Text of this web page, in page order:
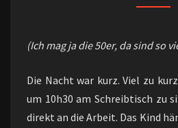
(Ich mag ja die 50er, da sind so
Die Nacht war kurz. Viel zu
um 10h30 am Schreibtisch zu
direkt an die Arbeit. Das Kind